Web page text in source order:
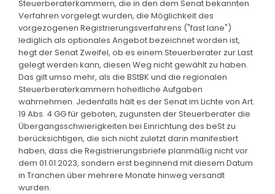
Steuerberaterkammern, die in den dem Senat bekannten
Verfahren vorgelegt wurden, die Möglichkeit des
vorgezogenen Registrierungsverfahrens ("fast lane")
lediglich als optionales Angebot bezeichnet worden ist,
hegt der Senat Zweifel, ob es einem Steuerberater zur Last
gelegt werden kann, diesen Weg nicht gewählt zu haben.
Das gilt umso mehr, als die BStBK und die regionalen
Steuerberaterkammern hoheitliche Aufgaben
wahrnehmen. Jedenfalls hält es der Senat im Lichte von Art.
19 Abs. 4 GG für geboten, zugunsten der Steuerberater die
Übergangsschwierigkeiten bei Einrichtung des beSt zu
berücksichtigen, die sich nicht zuletzt darin manifestiert
haben, dass die Registrierungsbriefe planmäßig nicht vor
dem 01.01.2023, sondern erst beginnend mit diesem Datum
in Tranchen über mehrere Monate hinweg versandt
wurden.